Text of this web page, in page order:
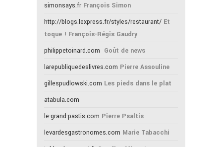
simonsays.fr François Simon
http://blogs.lexpress.fr/styles/restaurant/ Et
toque ! François-Régis Gaudry
philippetoinard.com Goût de news
larepubliquedeslivres.com Pierre Assouline
gillespudlowski.com Les pieds dans le plat
atabula.com
le-grand-pastis.com Pierre Psaltis
levardesgastronomes.com Marie Tabacchi